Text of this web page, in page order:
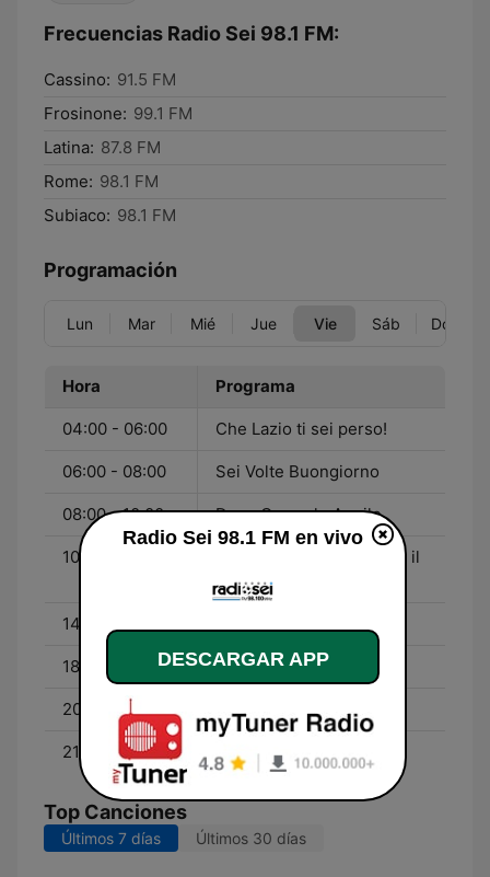
Frecuencias Radio Sei 98.1 FM:
Cassino: 91.5 FM
Frosinone: 99.1 FM
Latina: 87.8 FM
Rome: 98.1 FM
Subiaco: 98.1 FM
Programación
Lun Mar Mié Jue Vie Sáb Dom
Hora Programa
04:00 - 06:00 Che Lazio ti sei perso!
06:00 - 08:00 Sei Volte Buongiorno
08:00 - 10:00 Dove Osano le Aquile
10:00 - 14:00
Quelli che hanno portato il
calcio a Roma
14:00 - 18:00
18:00 - 20:00 La Voce della Nord
20:00 - 21:00 Nove Gennaio 1900
21:00 - 23:00 Lazio di Sera
Top Canciones
Últimos 7 días Últimos 30 días
Radio Sei 98.1 FM en vivo
DESCARGAR APP